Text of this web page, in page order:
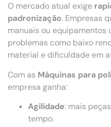
O mercado atual exige
padronização. Empresas
manuais ou
problemas como baixo
material e dificuldade em
Com as Máquinas para
empresa ganha:
Agilidade: mais
tempo.